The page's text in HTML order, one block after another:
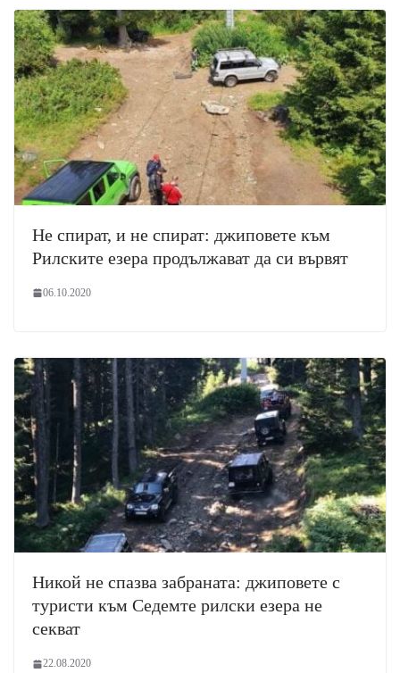
Не спират, и не спират: джиповете към
Рилските езера продължават да си вървят
06.10.2020
Никой не спазва забраната: джиповете с
туристи към Седемте рилски езера не
секват
22.08.2020